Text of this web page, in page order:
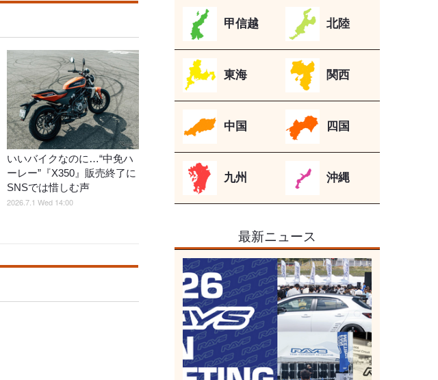
いいバイクなのに…“中免ハ
ーレー”『X350』販売終了に
SNSでは惜しむ声
2026.7.1 Wed 14:00
甲信越 北陸
東海 関西
中国 四国
九州 沖縄
最新ニュース